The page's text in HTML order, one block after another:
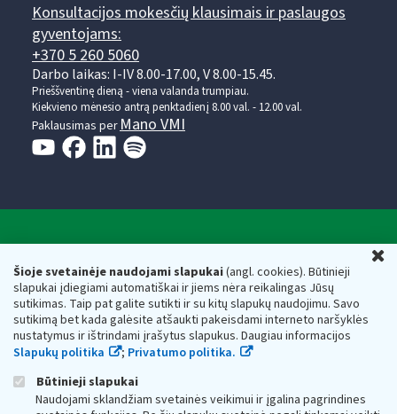
Šioje svetainėje naudojami slapukai(angl. cookies). Būtinieji
slapukai įdiegiami automatiškai ir jiems nėra reikalingas Jūsų
sutikimas. Taip pat galite sutikti ir su kitų slapukų naudojimu. Savo
sutikimą bet kada galėsite atšaukti pakeisdami interneto naršyklės
nustatymus ir ištrindami įrašytus slapukus. Daugiau informacijos
Slapukų politika
; Privatumo politika.
Būtinieji slapukai
Naudojami sklandžiam svetainės veikimui ir įgalina pagrindines
Konsultacijos mokesčių klausimais ir paslaugos
gyventojams:
+370 5 260 5060
Darbo laikas: I-IV 8.00-17.00, V 8.00-15.45.
Prieššventinę dieną - viena valanda trumpiau.
Kiekvieno mėnesio antrą penktadienį 8.00 val. - 12.00 val.
Paklausimas per Mano VMI
Respublikos finansų ministerijos
Biudžetinė įstaiga. Juridinio asmens kodas — 188659752,
adresas: Vasario 16-osios g. 14, 01107 Vilnius, Lietuva, el.paštas:
vmi@vmi.lt, E. pristatymo dėžutės adresas 188659752
Duomenys apie Valstybinę mokesčių inspekciją prie Lietuvos
Respublikos finansų ministerijos kaupiami ir saugomi Juridinių